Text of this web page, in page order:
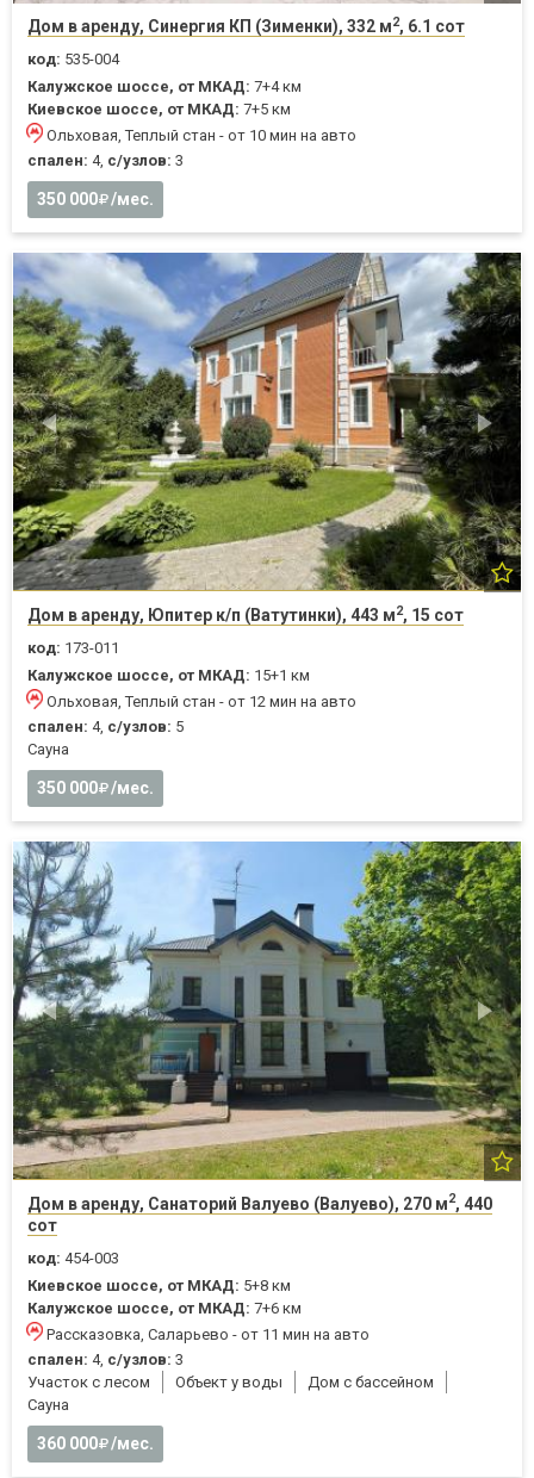
Дом в аренду, Синергия КП (Зименки), 332 м2, 6.1 сот
код: 535-004
Калужское шоссе, от МКАД: 7+4 км
Киевское шоссе, от МКАД: 7+5 км
Ольховая, Теплый стан - от 10 мин на авто
спален: 4, с/узлов: 3
350 000 /мес.
Дом в аренду, Юпитер к/п (Ватутинки), 443 м2, 15 сот
код: 173-011
Калужское шоссе, от МКАД: 15+1 км
Ольховая, Теплый стан - от 12 мин на авто
спален: 4, с/узлов: 5
Cауна
350 000 /мес.
Дом в аренду, Санаторий Валуево (Валуево), 270 м2, 440
сот
код: 454-003
Киевское шоссе, от МКАД: 5+8 км
Калужское шоссе, от МКАД: 7+6 км
Рассказовка, Саларьево - от 11 мин на авто
спален: 4, с/узлов: 3
Участок с лесом
Объект у воды
Дом с бассейном
Cауна
360 000 /мес.